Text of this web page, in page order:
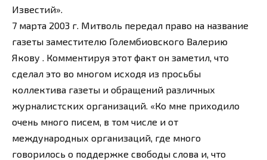
Известий».
7 марта 2003 г. Митволь передал право на название
газеты заместителю Голембиовского Валерию
Якову . Комментируя этот факт он заметил, что
сделал это во многом исходя из просьбы
коллектива газеты и обращений различных
журналистских организаций. «Ко мне приходило
очень много писем, в том числе и от
международных организаций, где много
говорилось о поддержке свободы слова и, что